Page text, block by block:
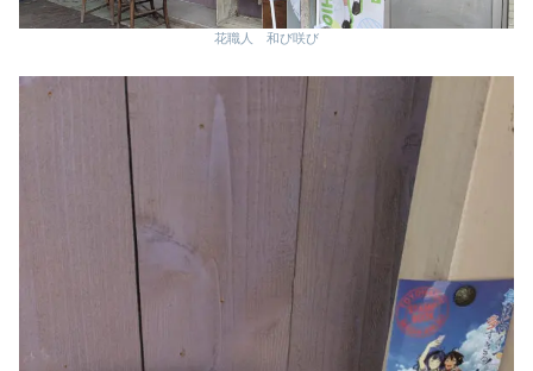
花職人 和び咲び